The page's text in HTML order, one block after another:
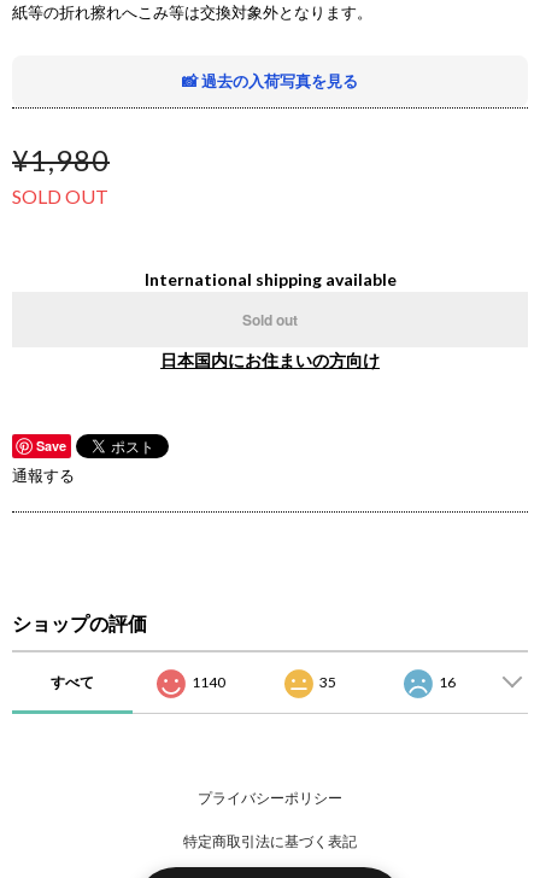
紙等の折れ擦れへこみ等は交換対象外となります。
📸 過去の入荷写真を見る
¥1,980
SOLD OUT
International shipping available
Sold out
日本国内にお住まいの方向け
Save
通報する
ショップの評価
すべて 1140 35 16
プライバシーポリシー
特定商取引法に基づく表記